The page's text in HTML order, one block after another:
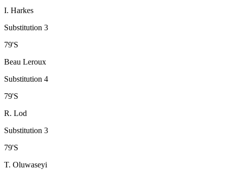
I. Harkes
Substitution 3
79'S
Beau Leroux
Substitution 4
79'S
R. Lod
Substitution 3
79'S
T. Oluwaseyi